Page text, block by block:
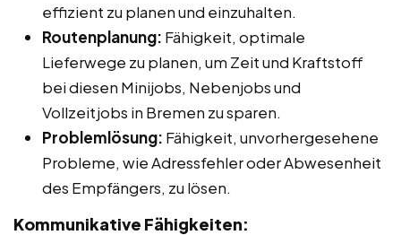
effizient zu planen und einzuhalten.
Routenplanung: Fähigkeit, optimale
Lieferwege zu planen, um Zeit und Kraftstoff
bei diesen Minijobs, Nebenjobs und
Vollzeitjobs in Bremen zu sparen.
Problemlösung: Fähigkeit, unvorhergesehene
Probleme, wie Adressfehler oder Abwesenheit
des Empfängers, zu lösen.
Kommunikative Fähigkeiten: